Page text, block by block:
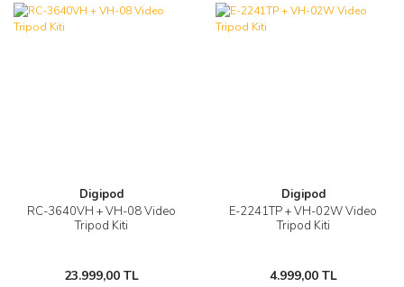
Digipod
RC-3640VH + VH-08 Video
Tripod Kiti
23.999,00 TL
Digipod
E-2241TP + VH-02W Video
Tripod Kiti
4.999,00 TL